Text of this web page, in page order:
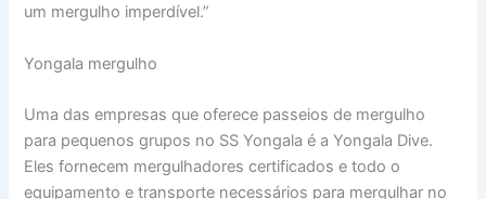
um mergulho imperdível.”
Yongala mergulho
Uma das empresas que oferece passeios de mergulho
para pequenos grupos no SS Yongala é a Yongala Dive.
Eles fornecem mergulhadores certificados e todo o
equipamento e transporte necessários para mergulhar no